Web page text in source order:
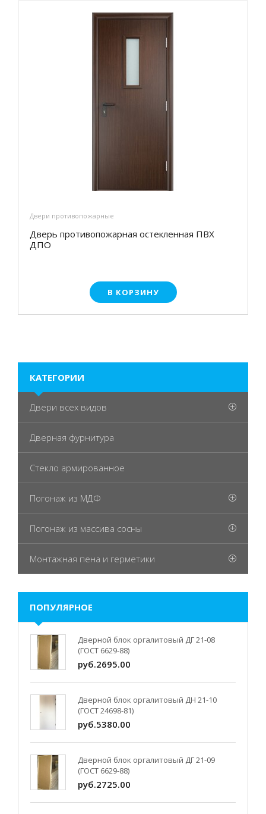
Двери противопожарные
Дверь противопожарная остекленная ПВХ
ДПО
В КОРЗИНУ
КАТЕГОРИИ
Двери всех видов
Дверная фурнитура
Стекло армированное
Погонаж из МДФ
Погонаж из массива сосны
Монтажная пена и герметики
ПОПУЛЯРНОЕ
Дверной блок оргалитовый ДГ 21-08
(ГОСТ 6629-88)
руб.2695.00
Дверной блок оргалитовый ДН 21-10
(ГОСТ 24698-81)
руб.5380.00
Дверной блок оргалитовый ДГ 21-09
(ГОСТ 6629-88)
руб.2725.00